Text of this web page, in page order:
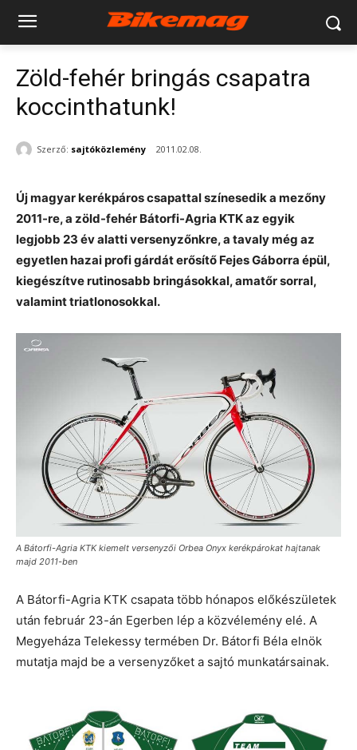
Zöld-fehér bringás csapatra
koccinthatunk!
Szerző: sajtóközlemény 2011.02.08.
Új magyar kerékpáros csapattal színesedik a mezőny
2011-re, a zöld-fehér Bátorfi-Agria KTK az egyik
legjobb 23 év alatti versenyzőnkre, a tavaly még az
egyetlen hazai profi gárdát erősítő Fejes Gáborra épül,
kiegészítve rutinosabb bringásokkal, amatőr sorral,
valamint triatlonosokkal.
A Bátorfi-Agria KTK kiemelt versenyzői Orbea Onyx kerékpárokat hajtanak
majd 2011-ben
A Bátorfi-Agria KTK csapata több hónapos előkészületek
után február 23-án Egerben lép a közvélemény elé. A
Megyeháza Telekessy termében Dr. Bátorfi Béla elnök
mutatja majd be a versenyzőket a sajtó munkatársainak.